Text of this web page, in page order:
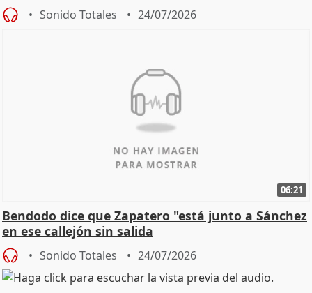
Sonido Totales 24/07/2026
06:21
Bendodo dice que Zapatero "está junto a Sánchez
en ese callejón sin salida
Sonido Totales 24/07/2026